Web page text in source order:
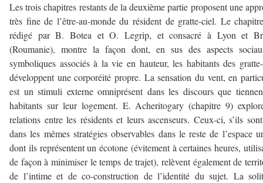
Les trois chapitres restants de la deuxième partie proposent une
très fine de l’être-au-monde du résident de gratte-ciel. Le
rédigé par B. Botea et O. Legrip, et consacré à Lyon et
(Roumanie), montre la façon dont, en sus des aspects
symboliques associés à la vie en hauteur, les habitants des
développent une corporéité propre. La sensation du vent, en
est un stimuli externe omniprésent dans les discours que
habitants sur leur logement. E. Acheritogary (chapitre 9)
relations entre les résidents et leurs ascenseurs. Ceux-ci, s’ils
dans les mêmes stratégies observables dans le reste de l’espace
dont ils représentent un écotone (évitement à certaines heures,
de façon à minimiser le temps de trajet), relèvent également de
de l’intime et de co-construction de l’identité du sujet. La